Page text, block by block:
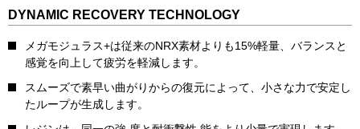
DYNAMIC RECOVERY TECHNOLOGY
メガモジュラス+は従来のNRX素材よりも15%軽量、バランスと
感覚を向上して疲労を軽減します。
スムーズで素早い曲がりからの復元によって、小さな力で安定し
たループが生成します。